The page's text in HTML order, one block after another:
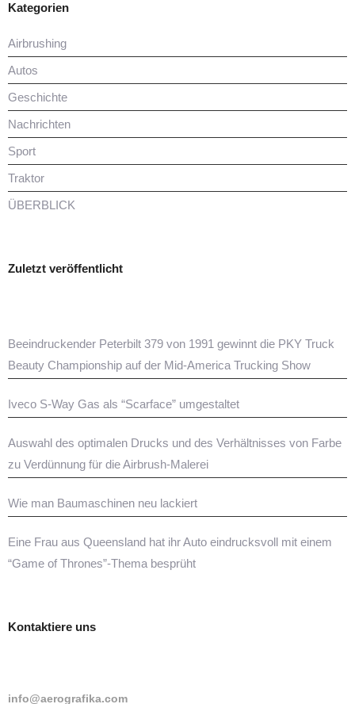
Kategorien
Airbrushing
Autos
Geschichte
Nachrichten
Sport
Traktor
ÜBERBLICK
Zuletzt veröffentlicht
Beeindruckender Peterbilt 379 von 1991 gewinnt die PKY Truck
Beauty Championship auf der Mid-America Trucking Show
Iveco S-Way Gas als “Scarface” umgestaltet
Auswahl des optimalen Drucks und des Verhältnisses von Farbe
zu Verdünnung für die Airbrush-Malerei
Wie man Baumaschinen neu lackiert
Eine Frau aus Queensland hat ihr Auto eindrucksvoll mit einem
“Game of Thrones”-Thema besprüht
Kontaktiere uns
info@aerografika.com